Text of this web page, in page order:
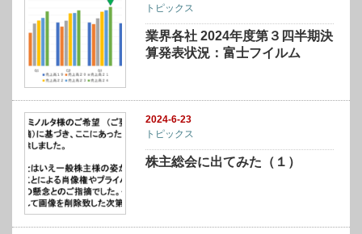
トピックス
業界各社 2024年度第３四半期決
算発表状況：富士フイルム
2024-6-23
トピックス
株主総会に出てみた（１）